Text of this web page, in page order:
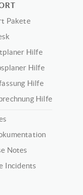
Pakete
Hilfe
Hilfe
Hilfe
Hilfe
Notes
Incidents